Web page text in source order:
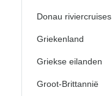
Donau riviercruises
Griekenland
Griekse eilanden
Groot-Brittannië